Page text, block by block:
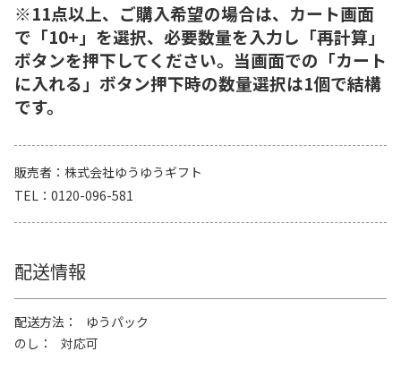
※11点以上、ご購入希望の場合は、カート画面
で「10+」を選択、必要数量を入力し「再計算」
ボタンを押下してください。当画面での「カート
に入れる」ボタン押下時の数量選択は1個で結構
です。
販売者
株式会社ゆうゆうギフト
TEL
0120-096-581
配送情報
配送方法
ゆうパック
のし
対応可